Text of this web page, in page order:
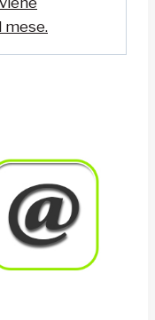
mese.